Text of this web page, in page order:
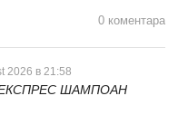
0 коментара
2026 в 21:58
ШАМПОАН